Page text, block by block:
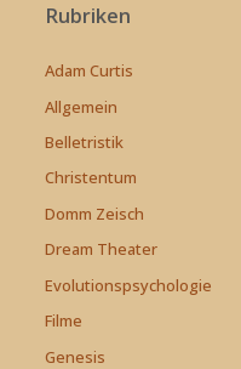
Rubriken
Adam Curtis
Allgemein
Belletristik
Christentum
Domm Zeisch
Dream Theater
Evolutionspsychologie
Filme
Genesis